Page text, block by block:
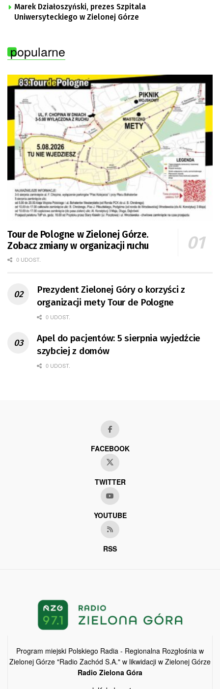
Marek Działoszyński, prezes Szpitala
Uniwersyteckiego w Zielonej Górze
popularne
Tour de Pologne w Zielonej Górze.
Zobacz zmiany w organizacji ruchu
0 UDOST.
Prezydent Zielonej Góry o korzyści z
organizacji mety Tour de Pologne
0 UDOST.
Apel do pacjentów: 5 sierpnia wyjedźcie
szybciej z domów
0 UDOST.
FACEBOOK
TWITTER
YOUTUBE
RSS
Program miejski Polskiego Radia - Regionalna Rozgłośnia w
Zielonej Górze "Radio Zachód S.A." w likwidacji w Zielonej Górze
Radio Zielona Góra